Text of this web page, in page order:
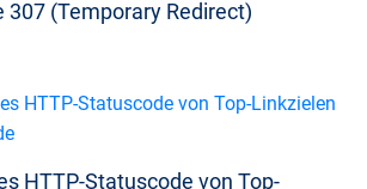
307 (Temporary Redirect)
HTTP-Statuscode von Top-